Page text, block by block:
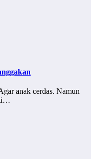
anak cerdas. Namun